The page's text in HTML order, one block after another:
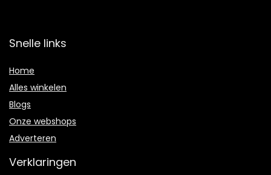
Snelle links
Home
Alles winkelen
Blogs
Onze webshops
Adverteren
Verklaringen